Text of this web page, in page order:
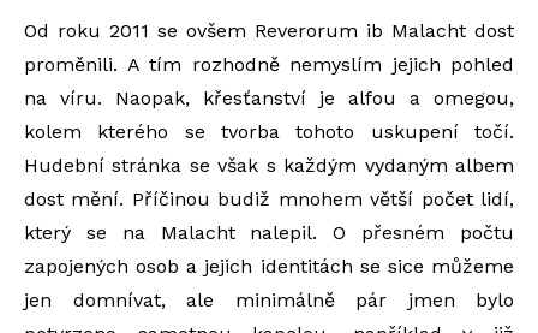
Od roku 2011 se ovšem Reverorum ib Malacht dost
proměnili. A tím rozhodně nemyslím jejich pohled
na víru. Naopak, křesťanství je alfou a omegou,
kolem kterého se tvorba tohoto uskupení točí.
Hudební stránka se však s každým vydaným albem
dost mění. Příčinou budiž mnohem větší počet lidí,
který se na Malacht nalepil. O přesném počtu
zapojených osob a jejich identitách se sice můžeme
jen domnívat, ale minimálně pár jmen bylo